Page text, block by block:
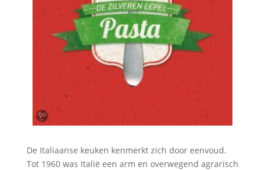
De Italiaanse keuken kenmerkt zich door eenvoud.
Tot 1960 was Italië een arm en overwegend agrarisch